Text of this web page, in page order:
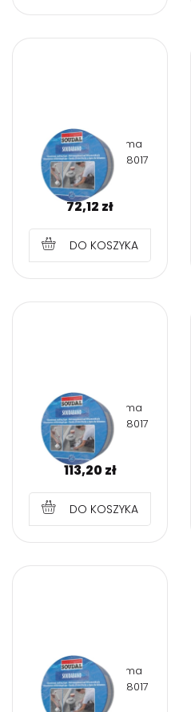
SOUDABAND Taśma
dekarska brąz RAL8017
15 cm
72,12 zł
DO KOSZYKA
SOUDABAND Taśma
dekarska brąz RAL8017
22,5 cm
113,20zł
DO KOSZYKA
SOUDABAND Taśma
dekarska brąz RAL8017
30 cm